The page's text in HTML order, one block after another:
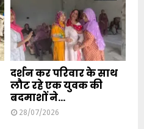
दर्शन कर परिवार के साथ
लौट रहे एक युवक की
बदमाशों ने...
28/07/2026